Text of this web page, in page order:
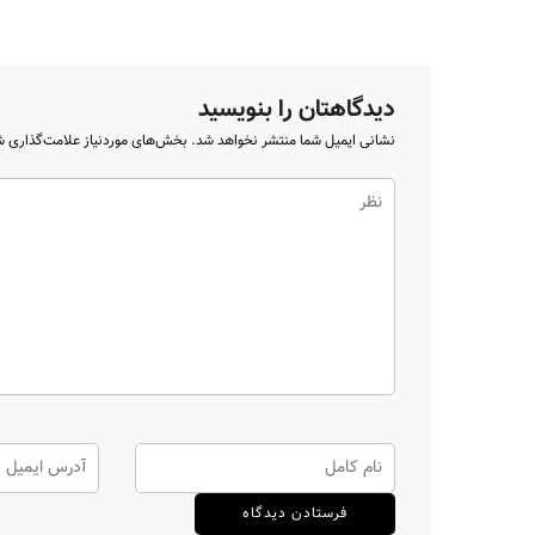
دیدگاهتان را بنویسید
نشانی ایمیل شما منتشر نخواهد شد. بخش‌های موردنیاز علامت‌گذاری